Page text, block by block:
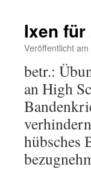
Ixen
Veröffentlicht am
betr.:
an High
hübsches